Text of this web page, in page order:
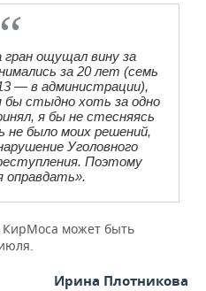
ощущал вину за
за 20 лет (семь
— в администрации),
бы стыдно хоть за одно
я бы не стесняясь
не было моих решений,
Уголовного
Поэтому
оправдать».
КирМоса может быть
Ирина Плотникова